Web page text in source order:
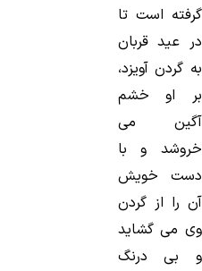
گرفته است تا
در عید قربان
به گردن آویزد،
بر او خشم
آگین می
خروشد و با
دست خویش
آن را از گردن
وی می گشاید
و بی درنگ